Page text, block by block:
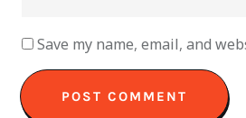
Save my name, email, and